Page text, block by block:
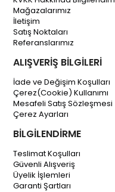
Mağazalarımız
İletişim
Satış Noktaları
Referanslarımız
ALIŞVERİŞ BİLGİLERİ
İade ve Değişim Koşulları
Çerez(Cookie) Kullanımı
Mesafeli Satış Sözleşmesi
Çerez Ayarları
BİLGİLENDİRME
Teslimat Koşulları
Güvenli Alışveriş
Üyelik İşlemleri
Garanti Şartları